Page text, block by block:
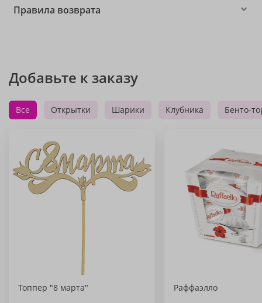
Правила возврата
Добавьте к заказу
Все Открытки Шарики Клубника Бенто-
Топпер "8 марта" Раффаэлло